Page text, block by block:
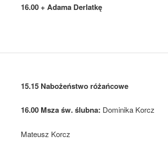
16.00 + Adama Derlatkę
15.15 Nabożeństwo różańcowe
16.00 Msza św. ślubna: Dominika Korcz
Mateusz Korcz